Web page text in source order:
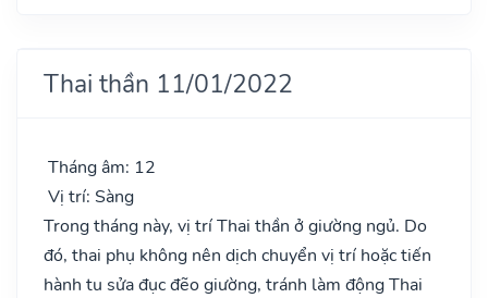
Thai thần 11/01/2022
Tháng âm: 12
Vị trí: Sàng
Trong tháng này, vị trí Thai thần ở giường ngủ. Do
đó, thai phụ không nên dịch chuyển vị trí hoặc tiến
hành tu sửa đục đẽo giường, tránh làm động Thai